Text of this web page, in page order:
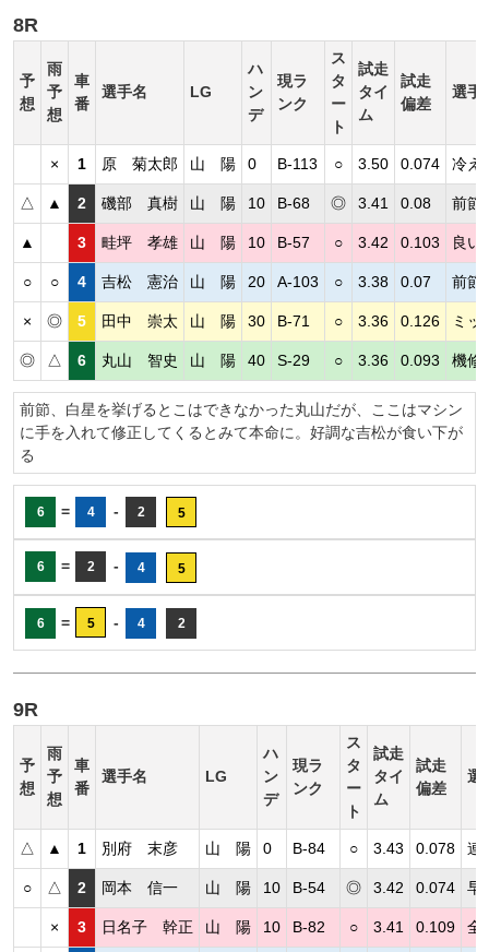
8R
予
想
雨
予
想
車
番
選手名 LG
ハ
ン
デ
現ラ
ンク
ス
タ
ー
ト
試走
タイ
ム
試走
偏差
選手
× 1 原 菊太郎 山 陽 0 B-113 ○ 3.50 0.074 冷え
△ ▲ 2 磯部 真樹 山 陽 10 B-68 ◎ 3.41 0.08 前節
▲ 3 畦坪 孝雄 山 陽 10 B-57 ○ 3.42 0.103 良い
○ ○ 4 吉松 憲治 山 陽 20 A-103 ○ 3.38 0.07 前節
× ◎ 5 田中 崇太 山 陽 30 B-71 ○ 3.36 0.126 ミッ
◎ △ 6 丸山 智史 山 陽 40 S-29 ○ 3.36 0.093 機修
前節、白星を挙げるとこはできなかった丸山だが、ここはマシン
に手を入れて修正してくるとみて本命に。好調な吉松が食い下が
る
6 = 4 - 2 5
6 = 2 - 4 5
6 = 5 - 4 2
9R
予
想
雨
予
想
車
番
選手名 LG
ハ
ン
デ
現ラ
ンク
ス
タ
ー
ト
試走
タイ
ム
試走
偏差
選
△ ▲ 1 別府 末彦 山 陽 0 B-84 ○ 3.43 0.078 連
○ △ 2 岡本 信一 山 陽 10 B-54 ◎ 3.42 0.074 早
× 3 日名子 幹正 山 陽 10 B-82 ○ 3.41 0.109 全